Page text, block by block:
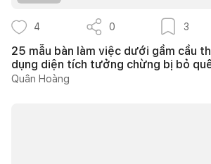
4 0 3
25 mẫu bàn làm việc dưới gầm cầu
dụng diện tích tưởng chừng bị bỏ
Quân Hoàng